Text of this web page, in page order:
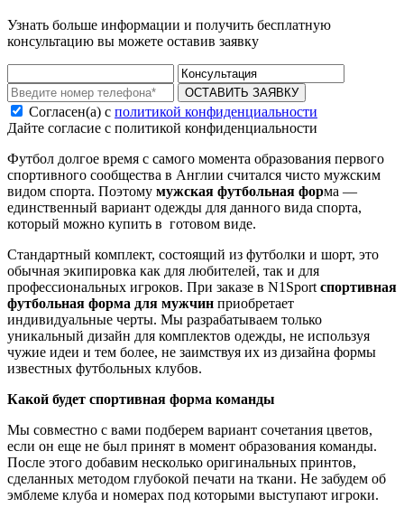
Узнать больше информации и получить бесплатную
консультацию вы можете оставив заявку
ОСТАВИТЬ ЗАЯВКУ
Согласен(а) с политикой конфиденциальности
Дайте согласие с политикой конфиденциальности
Футбол долгое время с самого момента образования первого
спортивного сообщества в Англии считался чисто мужским
видом спорта. Поэтому мужская футбольная форма —
единственный вариант одежды для данного вида спорта,
который можно купить в готовом виде.
Стандартный комплект, состоящий из футболки и шорт, это
обычная экипировка как для любителей, так и для
профессиональных игроков. При заказе в N1Sport спортивная
футбольная форма для мужчин приобретает
индивидуальные черты. Мы разрабатываем только
уникальный дизайн для комплектов одежды, не используя
чужие идеи и тем более, не заимствуя их из дизайна формы
известных футбольных клубов.
Какой будет спортивная форма команды
Мы совместно с вами подберем вариант сочетания цветов,
если он еще не был принят в момент образования команды.
После этого добавим несколько оригинальных принтов,
сделанных методом глубокой печати на ткани. Не забудем об
эмблеме клуба и номерах под которыми выступают игроки.